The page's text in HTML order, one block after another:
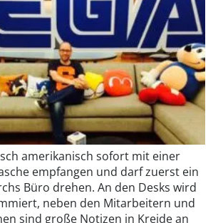
amerikanisch sofort mit einer
empfangen und darf zuerst ein
Büro drehen. An den Desks wird
neben den Mitarbeitern und
sind große Notizen in Kreide an